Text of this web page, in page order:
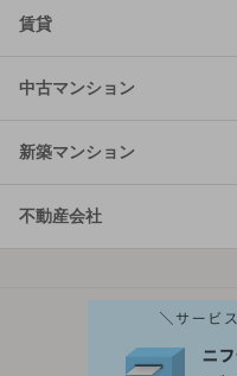
賃貸
中古マンション
新築マンション
不動産会社